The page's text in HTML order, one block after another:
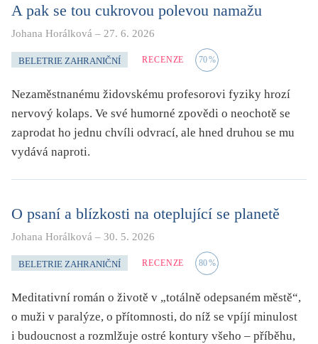
A pak se tou cukrovou polevou namažu
Johana Horálková – 27. 6. 2026
BELETRIE ZAHRANIČNÍ RECENZE 70%
Nezaměstnanému židovskému profesorovi fyziky hrozí
nervový kolaps. Ve své humorné zpovědi o neochotě se
zaprodat ho jednu chvíli odvrací, ale hned druhou se mu
vydává naproti.
O psaní a blízkosti na oteplující se planetě
Johana Horálková – 30. 5. 2026
BELETRIE ZAHRANIČNÍ RECENZE 80%
Meditativní román o životě v „totálně odepsaném městě“,
o muži v paralýze, o přítomnosti, do níž se vpíjí minulost
i budoucnost a rozmlžuje ostré kontury všeho – příběhu,